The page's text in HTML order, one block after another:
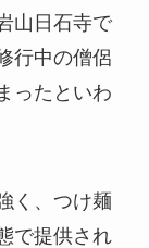
山日石寺で
行中の僧侶
ったといわ
く、つけ麺
で提供され